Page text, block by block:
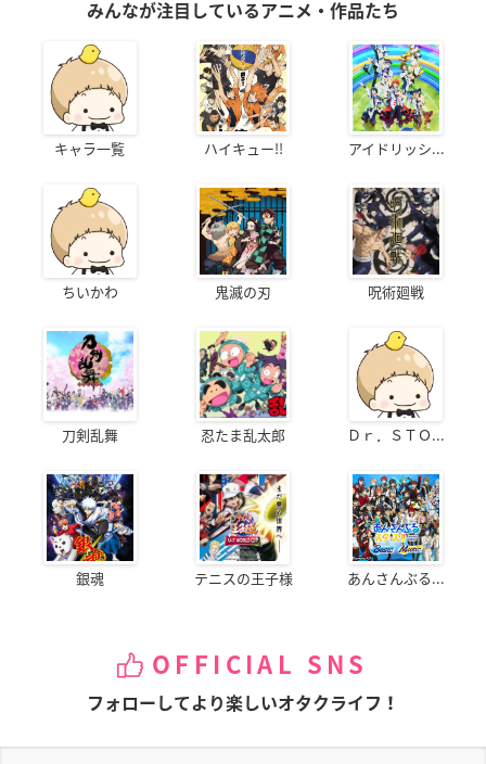
みんなが注目しているアニメ・作品たち
キャラ一覧 ハイキュー!! アイドリッシ...
ちいかわ 鬼滅の刃 呪術廻戦
刀剣乱舞 忍たま乱太郎 Ｄｒ．ＳＴＯ...
銀魂 テニスの王子様 あんさんぶる...
OFFICIAL SNS
フォローしてより楽しいオタクライフ！